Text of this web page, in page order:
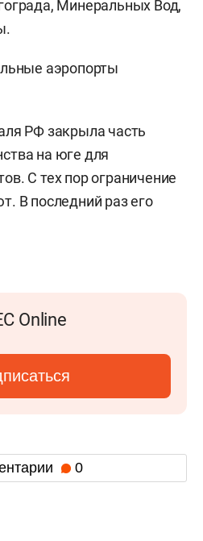
Минеральных Вод,
аэропорты
РФ закрыла часть
на юге для
С тех пор ограничение
В последний раз его
Online
0